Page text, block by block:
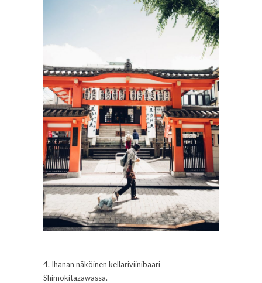
4. Ihanan näköinen kellariviinibaari
Shimokitazawassa.